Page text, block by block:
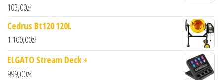
103,00zł
Cedrus Bt120 120L
1 100,00zł
ELGATO Stream Deck +
999,00zł